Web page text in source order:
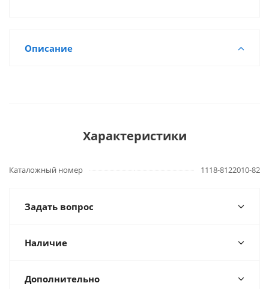
Описание
Характеристики
Каталожный номер 1118-8122010-82
Задать вопрос
Наличие
Дополнительно